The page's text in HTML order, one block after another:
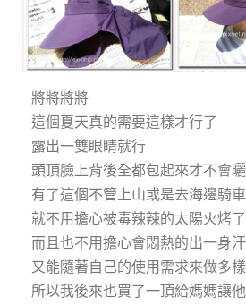
將將將將
這個夏天真的需要這樣才行了
露出一雙眼睛就行
頭頂臉上背後全都包起來才不會
有了這個不管上山或是去海邊騎
就不用擔心被毒辣辣的太陽火烤了
而且也不用擔心會悶熱的出一身
又能隨著自己的使用需求來做多
所以我後來也買了一頂給媽媽讓